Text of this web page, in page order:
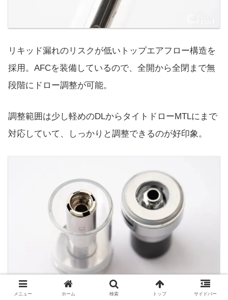
リキッド漏れのリスクが低いトップエアフロー構造を
採用。AFCを装備しているので、全開から全閉まで無
段階にドロー調整が可能。
調整範囲は少し軽めのDLからタイトドローMTLにまで
対応していて、しっかりと調整できるのが好印象。
メニュー ホーム 検索 トップ サイドバー